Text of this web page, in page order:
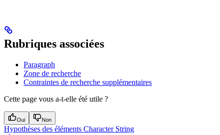
Rubriques associées
Paragraph
Zone de recherche
Contraintes de recherche supplémentaires
Cette page vous a-t-elle été utile ?
Oui Non
Hypothèses des éléments Character String